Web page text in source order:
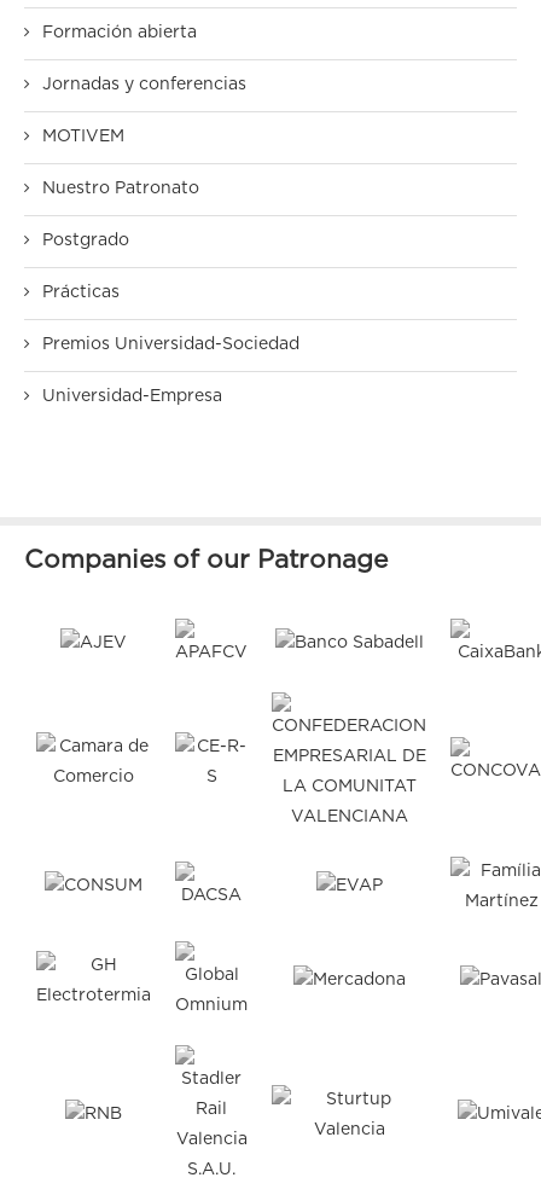
Formación abierta
Jornadas y conferencias
MOTIVEM
Nuestro Patronato
Postgrado
Prácticas
Premios Universidad-Sociedad
Universidad-Empresa
Companies of our Patronage